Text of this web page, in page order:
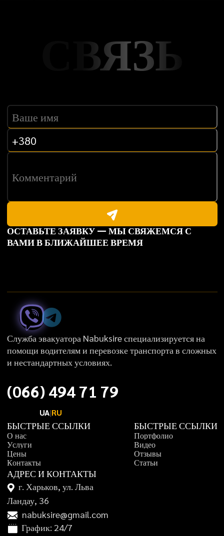
СВЯЗЬ
ОСТАВЬТЕ ЗАЯВКУ — МЫ СВЯЖЕМСЯ С
ВАМИ В БЛИЖАЙШЕЕ ВРЕМЯ
Служба эвакуатора Nabuksire специализируется на
помощи водителям и перевозке транспорта в сложных
и нестандартных условиях.
(066) 494 71 79
UA|RU
БЫСТРЫЕ ССЫЛКИ
О нас
Услуги
Цены
Контакты
БЫСТРЫЕ ССЫЛКИ
Портфолио
Видео
Отзывы
Статьи
АДРЕС И КОНТАКТЫ
г. Харьков, ул. Льва
Ландау, 36
nabuksire@gmail.com
График: 24/7